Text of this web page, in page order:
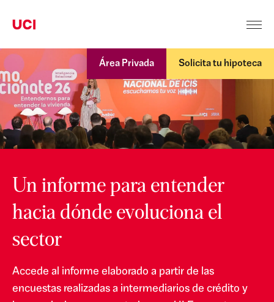
Área Privada Solicita tu hipoteca
;
Un informe para entender
hacia dónde evoluciona el
sector
Accede al informe elaborado a partir de las
encuestas realizadas a intermediarios de crédito y